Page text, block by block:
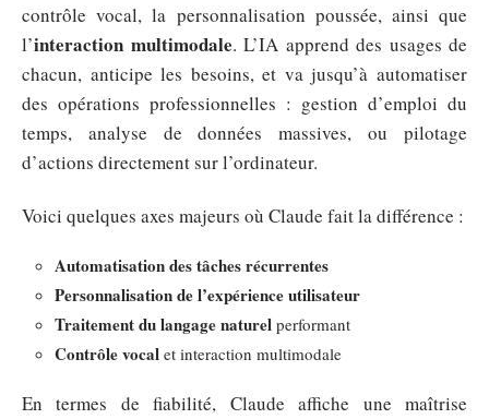
contrôle vocal, la personnalisation poussée, ainsi que
l’interaction multimodale. L’IA apprend des usages de
chacun, anticipe les besoins, et va jusqu’à automatiser
des opérations professionnelles : gestion d’emploi du
temps, analyse de données massives, ou pilotage
d’actions directement sur l’ordinateur.
Voici quelques axes majeurs où Claude fait la différence :
Automatisation des tâches récurrentes
Personnalisation de l’expérience utilisateur
Traitement du langage naturel performant
Contrôle vocal et interaction multimodale
En termes de fiabilité, Claude affiche une maîtrise